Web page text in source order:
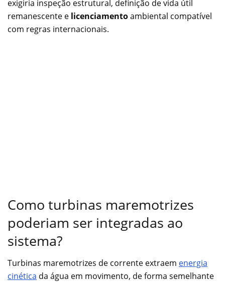
exigiria inspeção estrutural, definição de vida útil
remanescente e licenciamentoambiental compatível
com regras internacionais.
Como turbinas maremotrizes
poderiam ser integradas ao
sistema?
Turbinas maremotrizes de corrente extraem energia
cinética da água em movimento, de forma semelhante